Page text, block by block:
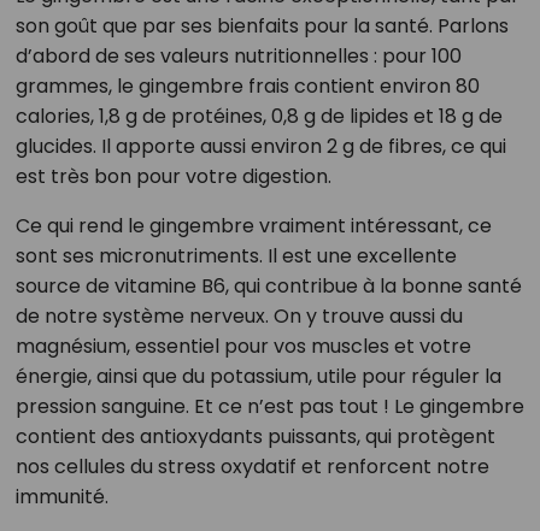
son goût que par ses bienfaits pour la santé. Parlons
d’abord de ses valeurs nutritionnelles : pour 100
grammes, le gingembre frais contient environ 80
calories, 1,8 g de protéines, 0,8 g de lipides et 18 g de
glucides. Il apporte aussi environ 2 g de fibres, ce qui
est très bon pour votre digestion.
Ce qui rend le gingembre vraiment intéressant, ce
sont ses micronutriments. Il est une excellente
source de vitamine B6, qui contribue à la bonne santé
de notre système nerveux. On y trouve aussi du
magnésium, essentiel pour vos muscles et votre
énergie, ainsi que du potassium, utile pour réguler la
pression sanguine. Et ce n’est pas tout ! Le gingembre
contient des antioxydants puissants, qui protègent
nos cellules du stress oxydatif et renforcent notre
immunité.